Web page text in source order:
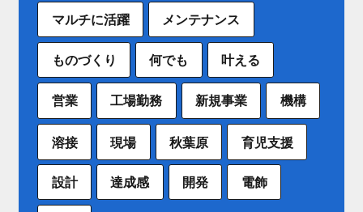
マルチに活躍 メンテナンス
ものづくり 何でも 叶える
営業 工場勤務 新規事業 機構
溶接 現場 秋葉原 育児支援
設計 達成感 開発 電飾